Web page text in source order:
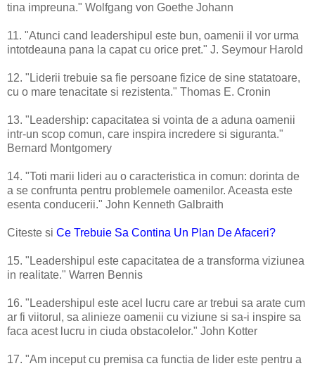
tina impreuna." Wolfgang von Goethe Johann
11. "Atunci cand leadershipul este bun, oamenii il vor urma
intotdeauna pana la capat cu orice pret." J. Seymour Harold
12. "Liderii trebuie sa fie persoane fizice de sine statatoare,
cu o mare tenacitate si rezistenta." Thomas E. Cronin
13. "Leadership: capacitatea si vointa de a aduna oamenii
intr-un scop comun, care inspira incredere si siguranta."
Bernard Montgomery
14. "Toti marii lideri au o caracteristica in comun: dorinta de
a se confrunta pentru problemele oamenilor. Aceasta este
esenta conducerii." John Kenneth Galbraith
Citeste si Ce Trebuie Sa Contina Un Plan De Afaceri?
15. "Leadershipul este capacitatea de a transforma viziunea
in realitate." Warren Bennis
16. "Leadershipul este acel lucru care ar trebui sa arate cum
ar fi viitorul, sa alinieze oamenii cu viziune si sa-i inspire sa
faca acest lucru in ciuda obstacolelor." John Kotter
17. "Am inceput cu premisa ca functia de lider este pentru a